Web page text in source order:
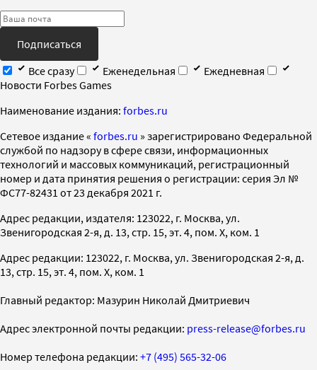
Подписаться
Все сразу
Еженедельная
Ежедневная
Новости Forbes Games
Наименование издания: forbes.ru
Cетевое издание « forbes.ru » зарегистрировано Федеральной
службой по надзору в сфере связи, информационных
технологий и массовых коммуникаций, регистрационный
номер и дата принятия решения о регистрации: серия Эл №
ФС77-82431 от 23 декабря 2021 г.
Адрес редакции, издателя: 123022, г. Москва, ул.
Звенигородская 2-я, д. 13, стр. 15, эт. 4, пом. X, ком. 1
Адрес редакции: 123022, г. Москва, ул. Звенигородская 2-я, д.
13, стр. 15, эт. 4, пом. X, ком. 1
Главный редактор: Мазурин Николай Дмитриевич
Адрес электронной почты редакции: press-release@forbes.ru
Номер телефона редакции: +7 (495) 565-32-06